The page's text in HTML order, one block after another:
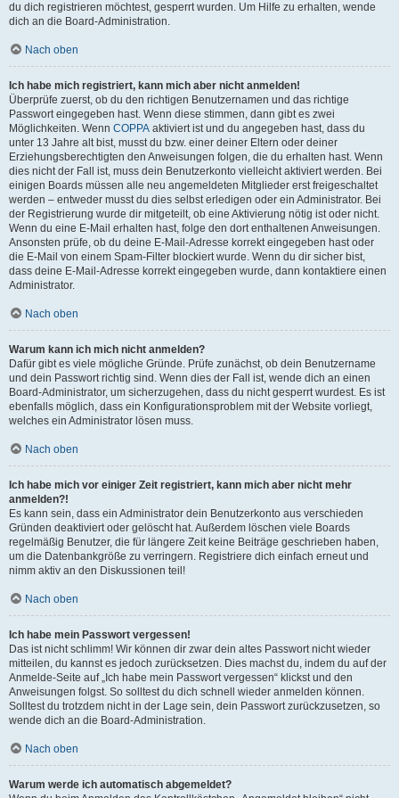
du dich registrieren möchtest, gesperrt wurden. Um Hilfe zu erhalten, wende
dich an die Board-Administration.
Nach oben
Ich habe mich registriert, kann mich aber nicht anmelden!
Überprüfe zuerst, ob du den richtigen Benutzernamen und das richtige
Passwort eingegeben hast. Wenn diese stimmen, dann gibt es zwei
Möglichkeiten. Wenn COPPA aktiviert ist und du angegeben hast, dass du
unter 13 Jahre alt bist, musst du bzw. einer deiner Eltern oder deiner
Erziehungsberechtigten den Anweisungen folgen, die du erhalten hast. Wenn
dies nicht der Fall ist, muss dein Benutzerkonto vielleicht aktiviert werden. Bei
einigen Boards müssen alle neu angemeldeten Mitglieder erst freigeschaltet
werden – entweder musst du dies selbst erledigen oder ein Administrator. Bei
der Registrierung wurde dir mitgeteilt, ob eine Aktivierung nötig ist oder nicht.
Wenn du eine E-Mail erhalten hast, folge den dort enthaltenen Anweisungen.
Ansonsten prüfe, ob du deine E-Mail-Adresse korrekt eingegeben hast oder
die E-Mail von einem Spam-Filter blockiert wurde. Wenn du dir sicher bist,
dass deine E-Mail-Adresse korrekt eingegeben wurde, dann kontaktiere einen
Administrator.
Nach oben
Warum kann ich mich nicht anmelden?
Dafür gibt es viele mögliche Gründe. Prüfe zunächst, ob dein Benutzername
und dein Passwort richtig sind. Wenn dies der Fall ist, wende dich an einen
Board-Administrator, um sicherzugehen, dass du nicht gesperrt wurdest. Es ist
ebenfalls möglich, dass ein Konfigurationsproblem mit der Website vorliegt,
welches ein Administrator lösen muss.
Nach oben
Ich habe mich vor einiger Zeit registriert, kann mich aber nicht mehr
anmelden?!
Es kann sein, dass ein Administrator dein Benutzerkonto aus verschieden
Gründen deaktiviert oder gelöscht hat. Außerdem löschen viele Boards
regelmäßig Benutzer, die für längere Zeit keine Beiträge geschrieben haben,
um die Datenbankgröße zu verringern. Registriere dich einfach erneut und
nimm aktiv an den Diskussionen teil!
Nach oben
Ich habe mein Passwort vergessen!
Das ist nicht schlimm! Wir können dir zwar dein altes Passwort nicht wieder
mitteilen, du kannst es jedoch zurücksetzen. Dies machst du, indem du auf der
Anmelde-Seite auf „Ich habe mein Passwort vergessen“ klickst und den
Anweisungen folgst. So solltest du dich schnell wieder anmelden können.
Solltest du trotzdem nicht in der Lage sein, dein Passwort zurückzusetzen, so
wende dich an die Board-Administration.
Nach oben
Warum werde ich automatisch abgemeldet?